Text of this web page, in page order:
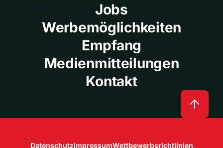
Jobs
Werbemöglichkeiten
Empfang
Medienmitteilungen
Kontakt
DatenschutzImpressumWettbewerbsrichtlinien